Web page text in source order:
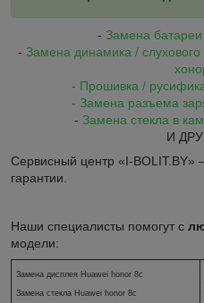
- Замена
- Замена динамика /
- Прошивка /
- Замена разъема
- Замена стекла в
И
Сервисный центр «I-
гарантии.
Наши специалисты помогут с
модели:
Замена дисплея Huawei honor 8c
Замена стекла Huawei honor 8c